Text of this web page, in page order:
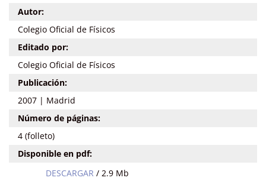
Autor:
Colegio Oficial de Físicos
Editado por:
Colegio Oficial de Físicos
Publicación:
2007 | Madrid
Número de páginas:
4 (folleto)
Disponible en pdf:
DESCARGAR / 2.9 Mb